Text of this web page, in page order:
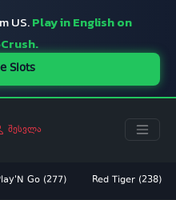
US.Play in English on
Slots
შესვლა
Go (277) Red Tiger (238)